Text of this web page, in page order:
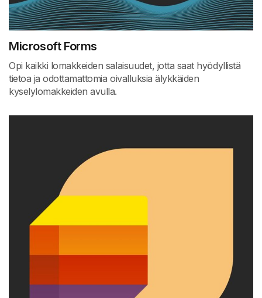
Microsoft Forms
Opi kaikki lomakkeiden salaisuudet, jotta saat hyödyllistä
tietoa ja odottamattomia oivalluksia älykkäiden
kyselylomakkeiden avulla.